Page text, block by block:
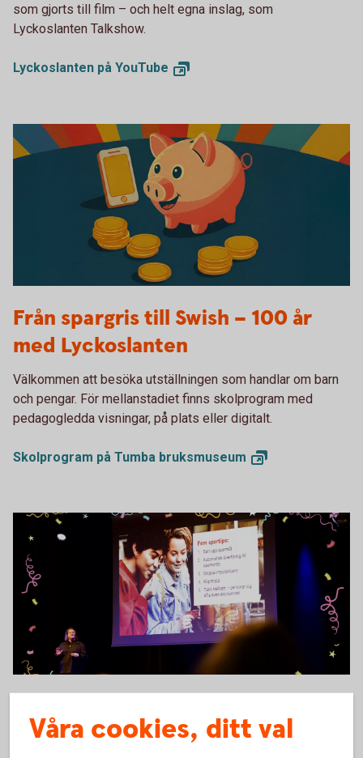
som gjorts till film – och helt egna inslag, som
Lyckoslanten Talkshow.
Lyckoslanten på YouTube
Från spargris till Swish – 100 år
med Lyckoslanten
Välkommen att besöka utställningen som handlar om barn
och pengar. För mellanstadiet finns skolprogram med
pedagogledda visningar, på plats eller digitalt.
Skolprogram på Tumba bruksmuseum
föreläsningar
Våra cookies, ditt val